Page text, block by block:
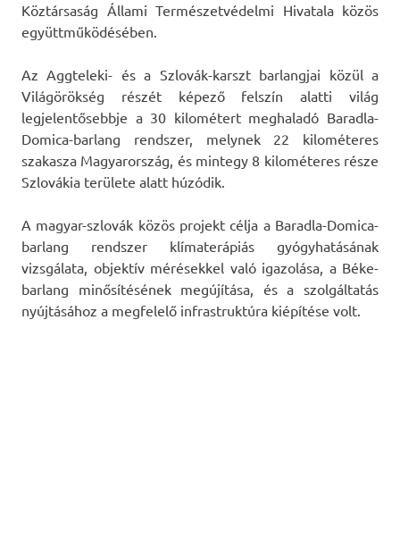
Köztársaság Állami Természetvédelmi Hivatala közös
együttműködésében.
Az Aggteleki- és a Szlovák-karszt barlangjai közül a
Világörökség részét képező felszín alatti világ
legjelentősebbje a 30 kilométert meghaladó Baradla-
Domica-barlang rendszer, melynek 22 kilométeres
szakasza Magyarország, és mintegy 8 kilométeres része
Szlovákia területe alatt húzódik.
A magyar-szlovák közös projekt célja a Baradla-Domica-
barlang rendszer klímaterápiás gyógyhatásának
vizsgálata, objektív mérésekkel való igazolása, a Béke-
barlang minősítésének megújítása, és a szolgáltatás
nyújtásához a megfelelő infrastruktúra kiépítése volt.